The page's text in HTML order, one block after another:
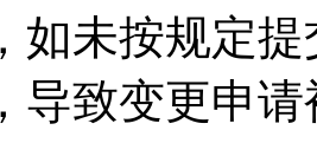
如未按规定
导致变更申